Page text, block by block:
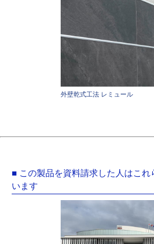
外壁乾式工法 レミュール
■ この製品を資料請求した人はこれ
います